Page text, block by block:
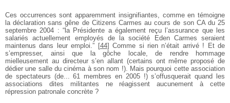
Ces occurrences sont apparemment insignifiantes, comme en témoigne
la déclaration sans gêne de Citizens Carmes au cours de son CA du 25
septembre 2004 : “la Présidente a également reçu l’assurance que les
salariés actuellement employés de la société Eden Carmes seraient
maintenus dans leur emploi.” [44] Comme si rien n’était arrivé ! Et de
s’empresser, ainsi que la gôche locale, de rendre hommage
mielleusement au directeur s’en allant (certains ont même proposé de
dédier une salle du cinéma à son nom !). Mais pourquoi cette association
de spectateurs (de... 61 membres en 2005 !) s’offusquerait quand les
associations dites militantes ne réagissent aucunement à cette
répression patronale concrète ?